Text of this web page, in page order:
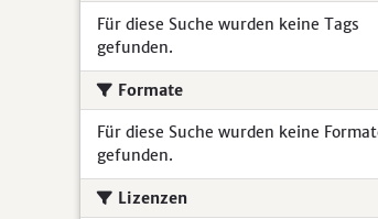
Für diese Suche wurden keine Tags
gefunden.
Formate
Für diese Suche wurden keine
gefunden.
Lizenzen